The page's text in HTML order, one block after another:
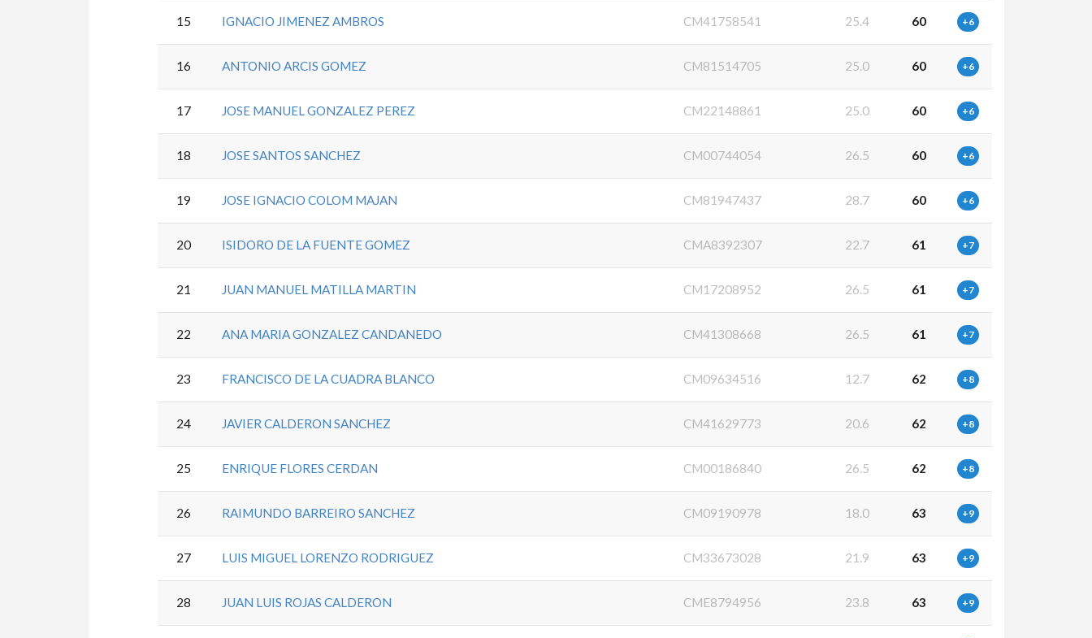
15 IGNACIO JIMENEZ AMBROS CM41758541 25.4 60 +6
16 ANTONIO ARCIS GOMEZ CM81514705 25.0 60 +6
17 JOSE MANUEL GONZALEZ PEREZ CM22148861 25.0 60 +6
18 JOSE SANTOS SANCHEZ CM00744054 26.5 60 +6
19 JOSE IGNACIO COLOM MAJAN CM81947437 28.7 60 +6
20 ISIDORO DE LA FUENTE GOMEZ CMA8392307 22.7 61 +7
21 JUAN MANUEL MATILLA MARTIN CM17208952 26.5 61 +7
22 ANA MARIA GONZALEZ CANDANEDO CM41308668 26.5 61 +7
23 FRANCISCO DE LA CUADRA BLANCO CM09634516 12.7 62 +8
24 JAVIER CALDERON SANCHEZ CM41629773 20.6 62 +8
25 ENRIQUE FLORES CERDAN CM00186840 26.5 62 +8
26 RAIMUNDO BARREIRO SANCHEZ CM09190978 18.0 63 +9
27 LUIS MIGUEL LORENZO RODRIGUEZ CM33673028 21.9 63 +9
28 JUAN LUIS ROJAS CALDERON CME8794956 23.8 63 +9